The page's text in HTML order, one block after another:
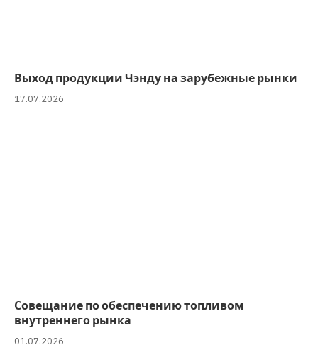
Выход продукции Чэнду на зарубежные рынки
17.07.2026
Совещание по обеспечению топливом
внутреннего рынка
01.07.2026